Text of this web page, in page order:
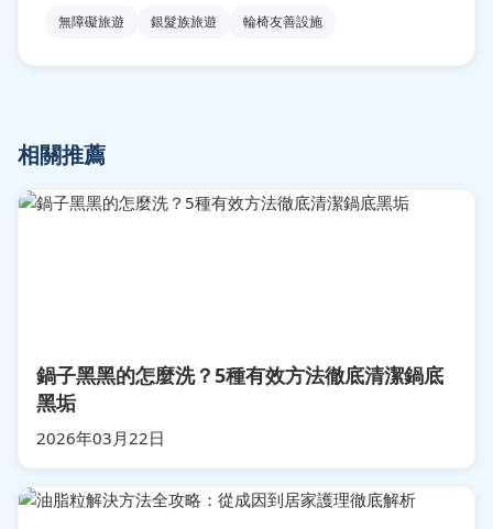
無障礙旅遊 銀髮族旅遊 輪椅友善設施
相關推薦
鍋子黑黑的怎麼洗？5種有效方法徹底清潔鍋底
黑垢
2026年03月22日